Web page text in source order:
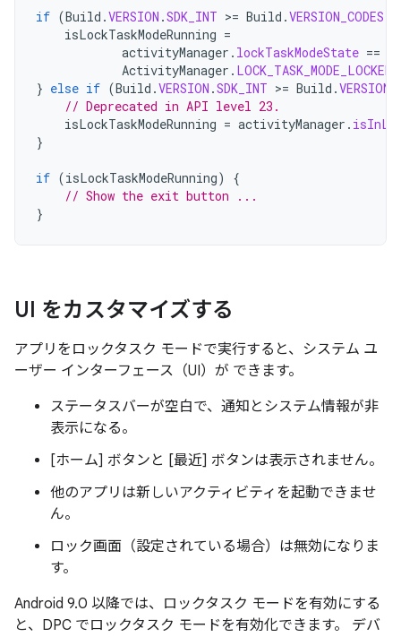
if (Build .VERSION .SDK_INT >= Build .VERSION_CODES
isLockTaskModeRunning =
activityManager . lockTaskModeState ==
ActivityManager . LOCK_TASK_MODE_LOCKED
} else if (Build .VERSION .SDK_INT >= Build .
// Deprecated in API level 23.
isLockTaskModeRunning = activityManager .
}
if (isLockTaskModeRunning)
{
// Show the exit button ...
}
UI をカスタマイズする
アプリをロックタスク モードで実行すると、システム ユ
ーザー インターフェース（UI）が できます。
ステータスバーが空白で、通知とシステム情報が非
表示になる。
[ホーム] ボタンと [最近] ボタンは表示されません。
他のアプリは新しいアクティビティを起動できませ
ん。
ロック画面（設定されている場合）は無効になりま
す。
Android 9.0 以降では、ロックタスク モードを有効にする
と、DPC でロックタスク モードを有効化できます。 デバ